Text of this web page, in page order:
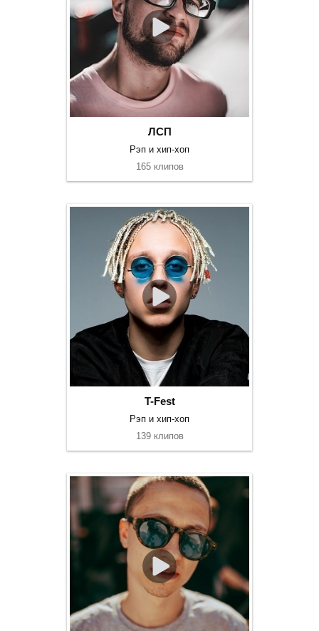
ЛСП
Рэп и хип-хоп
165 клипов
T-Fest
Рэп и хип-хоп
139 клипов